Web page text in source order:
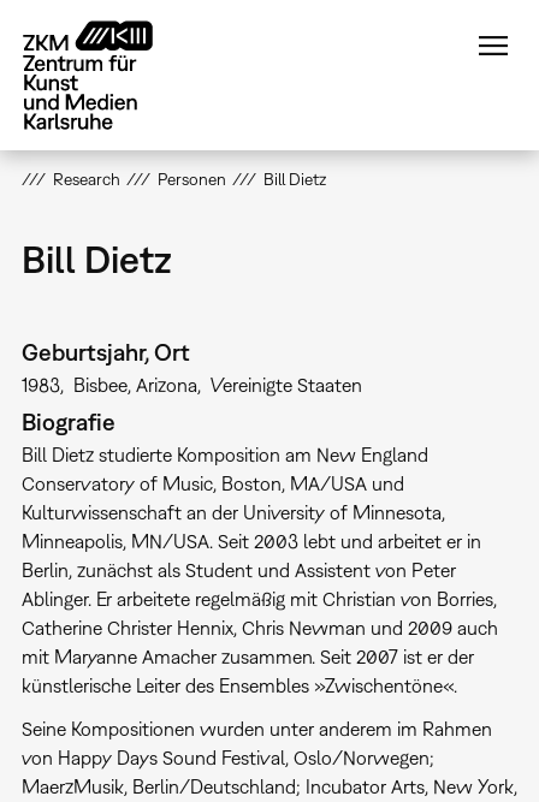
zum
Inhalt
Research Personen Bill Dietz
Bill Dietz
Geburtsjahr, Ort
1983 Bisbee, Arizona Vereinigte Staaten
Biografie
Bill Dietz studierte Komposition am New England
Conservatory of Music, Boston, MA/USA und
Kulturwissenschaft an der University of Minnesota,
Minneapolis, MN/USA. Seit 2003 lebt und arbeitet er in
Berlin, zunächst als Student und Assistent von Peter
Ablinger. Er arbeitete regelmäßig mit Christian von Borries,
Catherine Christer Hennix, Chris Newman und 2009 auch
mit Maryanne Amacher zusammen. Seit 2007 ist er der
künstlerische Leiter des Ensembles »Zwischentöne«.
Seine Kompositionen wurden unter anderem im Rahmen
von Happy Days Sound Festival, Oslo/Norwegen;
MaerzMusik, Berlin/Deutschland; Incubator Arts, New York,